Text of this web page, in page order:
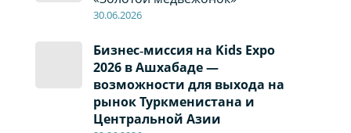
30.06.2026
Бизнес‑миссия на Kids Expo
2026 в Ашхабаде —
возможности для выхода на
рынок Туркменистана и
Центральной Азии